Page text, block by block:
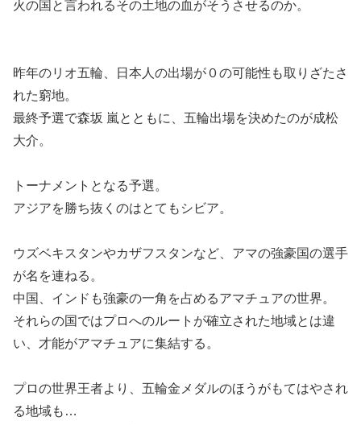
火の国と言われるその土地の血がそうさせるのか。
昨年のリオ五輪、日本人の出場が０の可能性も取りざたさ
れた窮地。
最終予選で森坂 嵐とともに、五輪出場を決めたのが成松
大介。
トーナメントとなる予選。
アジアを勝ち抜くのはとてもシビア。
ウズベキスタンやカザフスタンなど、アマの強豪国の選手
が名を連ねる。
中国、インドも強豪の一角を占めるアマチュアの世界。
それらの国ではプロへのルートが確立された地域とは違
い、才能がアマチュアに集結する。
プロの世界王者より、五輪金メダルのほうがもてはやされ
る地域も…